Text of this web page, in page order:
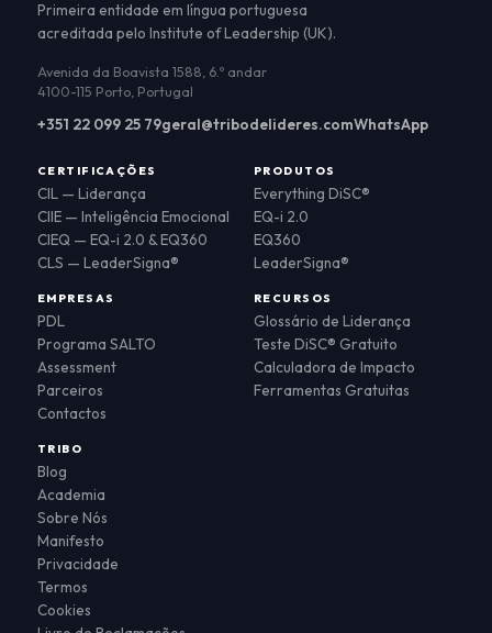
Primeira entidade em língua portuguesa
acreditada pelo Institute of Leadership (UK).
Avenida da Boavista 1588, 6.º andar
4100-115 Porto, Portugal
+351 22 099 25 79geral@tribodelideres.comWhatsApp
CERTIFICAÇÕES
CIL — Liderança
CIIE — Inteligência Emocional
CIEQ — EQ-i 2.0 & EQ360
CLS — LeaderSigna®
PRODUTOS
Everything DiSC®
EQ-i 2.0
EQ360
LeaderSigna®
EMPRESAS
PDL
Programa SALTO
Assessment
Parceiros
Contactos
RECURSOS
Glossário de Liderança
Teste DiSC® Gratuito
Calculadora de Impacto
Ferramentas Gratuitas
TRIBO
Blog
Academia
Sobre Nós
Manifesto
Privacidade
Termos
Cookies